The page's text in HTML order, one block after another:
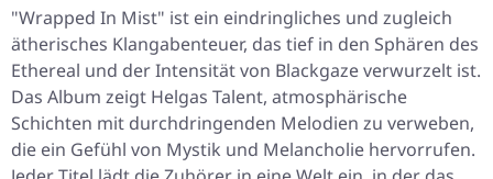
"Wrapped In Mist" ist ein eindringliches und zugleich
ätherisches Klangabenteuer, das tief in den Sphären des
Ethereal und der Intensität von Blackgaze verwurzelt ist.
Das Album zeigt Helgas Talent, atmosphärische
Schichten mit durchdringenden Melodien zu verweben,
die ein Gefühl von Mystik und Melancholie hervorrufen.